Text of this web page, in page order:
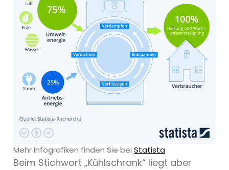
Mehr Infografiken finden Sie beiStatista
Beim Stichwort „Kühlschrank“ liegt aber